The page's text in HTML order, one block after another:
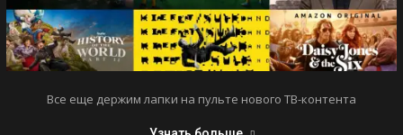
Все еще держим лапки на пульте нового ТВ-контента